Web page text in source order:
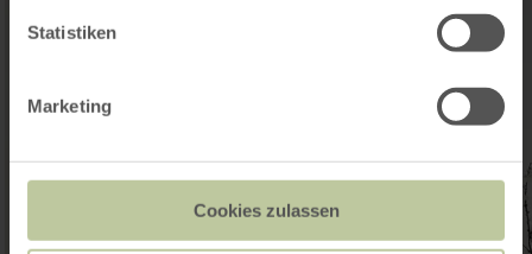
Statistiken
Marketing
Cookies zulassen